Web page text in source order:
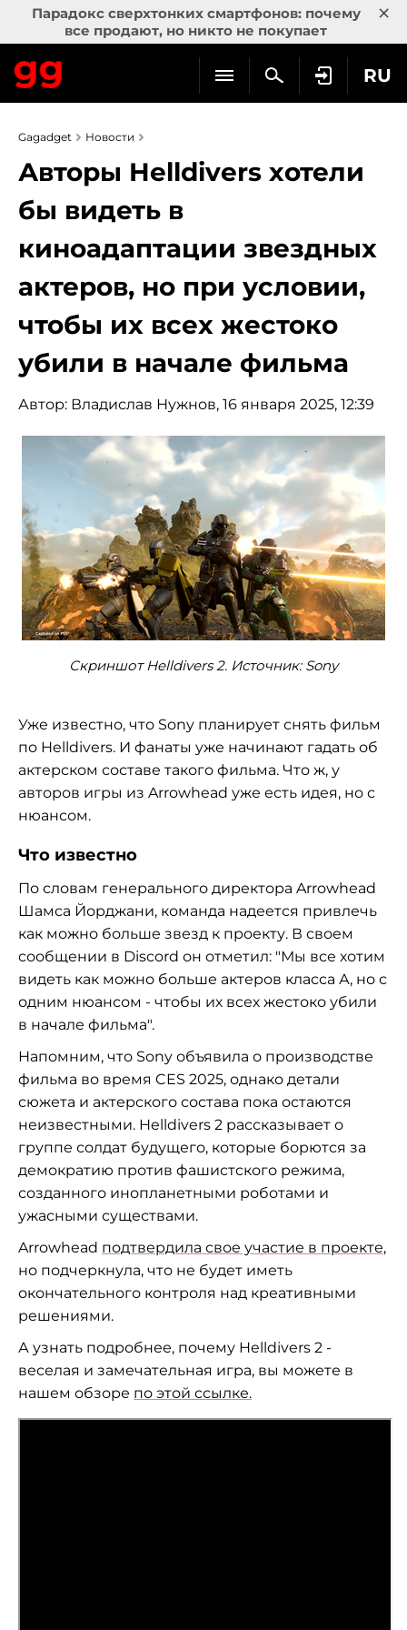
Парадокс сверхтонких смартфонов: почему
все продают, но никто не покупает
×
RU
Gagadget Новости
Авторы Helldivers хотели
бы видеть в
киноадаптации звездных
актеров, но при условии,
чтобы их всех жестоко
убили в начале фильма
Автор: Владислав Нужнов, 16 января 2025, 12:39
Скриншот Helldivers 2. Источник: Sony
Уже известно, что Sony планирует снять фильм
по Helldivers. И фанаты уже начинают гадать об
актерском составе такого фильма. Что ж, у
авторов игры из Arrowhead уже есть идея, но с
нюансом.
Что известно
По словам генерального директора Arrowhead
Шамса Йорджани, команда надеется привлечь
как можно больше звезд к проекту. В своем
сообщении в Discord он отметил: "Мы все хотим
видеть как можно больше актеров класса А, но с
одним нюансом - чтобы их всех жестоко убили
в начале фильма".
Напомним, что Sony объявила о производстве
фильма во время CES 2025, однако детали
сюжета и актерского состава пока остаются
неизвестными. Helldivers 2 рассказывает о
группе солдат будущего, которые борются за
демократию против фашистского режима,
созданного инопланетными роботами и
ужасными существами.
Arrowhead подтвердила свое участие в проекте,
но подчеркнула, что не будет иметь
окончательного контроля над креативными
решениями.
А узнать подробнее, почему Helldivers 2 -
веселая и замечательная игра, вы можете в
нашем обзоре по этой ссылке.